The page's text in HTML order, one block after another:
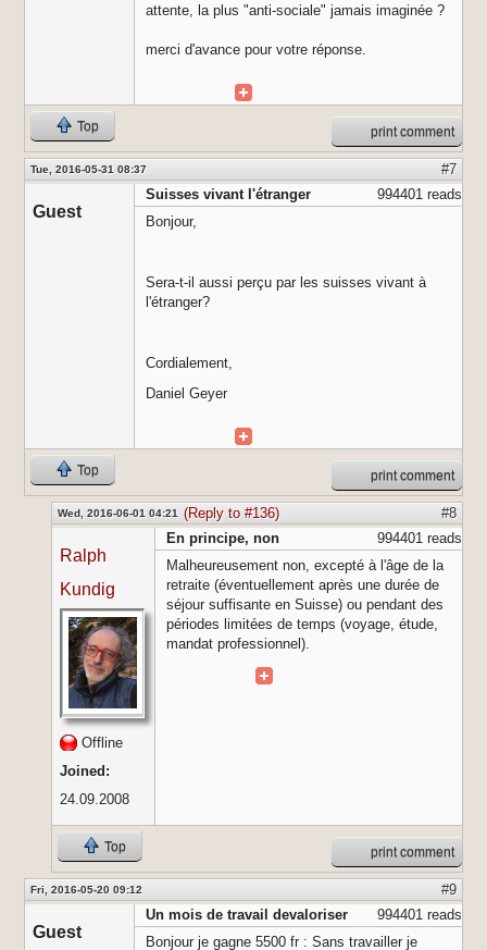
attente, la plus "anti-sociale" jamais imaginée ?
merci d'avance pour votre réponse.
Top print comment
Tue, 2016-05-31 08:37 #7
Guest
994401 reads
Suisses vivant l'étranger
Bonjour,
Sera-t-il aussi perçu par les suisses vivant à
l'étranger?
Cordialement,
Daniel Geyer
Top print comment
Wed, 2016-06-01 04:21 (Reply to #136) #8
Ralph
Kundig
Offline
Joined:
24.09.2008
994401 reads
En principe, non
Malheureusement non, excepté à l'âge de la
retraite (éventuellement après une durée de
séjour suffisante en Suisse) ou pendant des
périodes limitées de temps (voyage, étude,
mandat professionnel).
Top print comment
Fri, 2016-05-20 09:12 #9
Guest
994401 reads
Un mois de travail devaloriser
Bonjour je gagne 5500 fr : Sans travailler je